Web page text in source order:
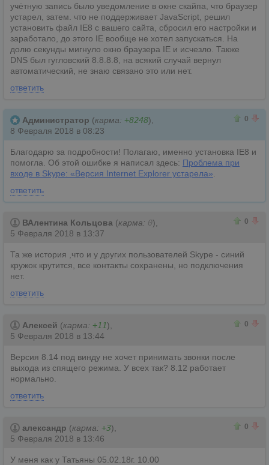
учётную запись было уведомление в окне скайпа, что браузер
устарел, затем. что не поддерживает JavaScript, решил
установить файл IE8 с вашего сайта, сбросил его настройки и
заработало, до этого IE вообще не хотел запускаться. На
долю секунды мигнуло окно браузера IE и исчезло. Также
DNS был гугловский 8.8.8.8, на всякий случай вернул
автоматический, не знаю связано это или нет.
ответить
0
Администратор (карма: +8248),
8 Февраля 2018 в 08:23
Благодарю за подробности! Полагаю, именно установка IE8 и
помогла. Об этой ошибке я написал здесь: Проблема при
входе в Skype: «Версия Internet Explorer устарела»
ответить
0
ВАлентина Кольцова (карма: 0),
5 Февраля 2018 в 13:37
Та же история ,что и у других пользователей Skype - синий
кружок крутится, все контакты сохранены, но подключения
нет.
ответить
0
Алексей (карма: +11),
5 Февраля 2018 в 13:44
Версия 8.14 под винду не хочет принимать звонки после
выхода из спящего режима. У всех так? 8.12 работает
нормально.
ответить
0
александр (карма: +3),
5 Февраля 2018 в 13:46
У меня как у Татьяны 05.02.18г. 10.00